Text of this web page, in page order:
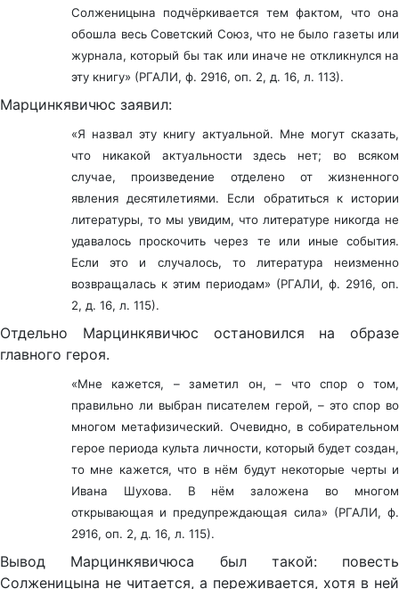
Солженицына подчёркивается тем фактом, что она
обошла весь Советский Союз, что не было газеты или
журнала, который бы так или иначе не откликнулся на
эту книгу» (РГАЛИ, ф. 2916, оп. 2, д. 16, л. 113).
Марцинкявичюс заявил:
«Я назвал эту книгу актуальной. Мне могут сказать,
что никакой актуальности здесь нет; во всяком
случае, произведение отделено от жизненного
явления десятилетиями. Если обратиться к истории
литературы, то мы увидим, что литературе никогда не
удавалось проскочить через те или иные события.
Если это и случалось, то литература неизменно
возвращалась к этим периодам» (РГАЛИ, ф. 2916, оп.
2, д. 16, л. 115).
Отдельно Марцинкявичюс остановился на образе
главного героя.
«Мне кажется, – заметил он, – что спор о том,
правильно ли выбран писателем герой, – это спор во
многом метафизический. Очевидно, в собирательном
герое периода культа личности, который будет создан,
то мне кажется, что в нём будут некоторые черты и
Ивана Шухова. В нём заложена во многом
открывающая и предупреждающая сила» (РГАЛИ, ф.
2916, оп. 2, д. 16, л. 115).
Вывод Марцинкявичюса был такой: повесть
Солженицына не читается, а переживается, хотя в ней